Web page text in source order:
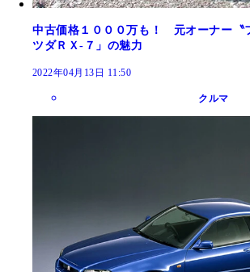
中古価格１０００万も！ 元オーナー〝
ツダＲＸ‐７」の魅力
2022年04月13日 11:50
クルマ